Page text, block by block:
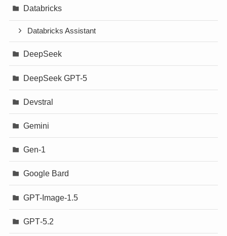
Databricks
Databricks Assistant
DeepSeek
DeepSeek GPT-5
Devstral
Gemini
Gen-1
Google Bard
GPT-Image-1.5
GPT‐5.2